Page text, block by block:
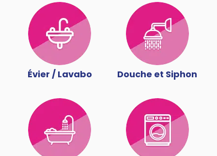
Évier / Lavabo Douche et Siphon